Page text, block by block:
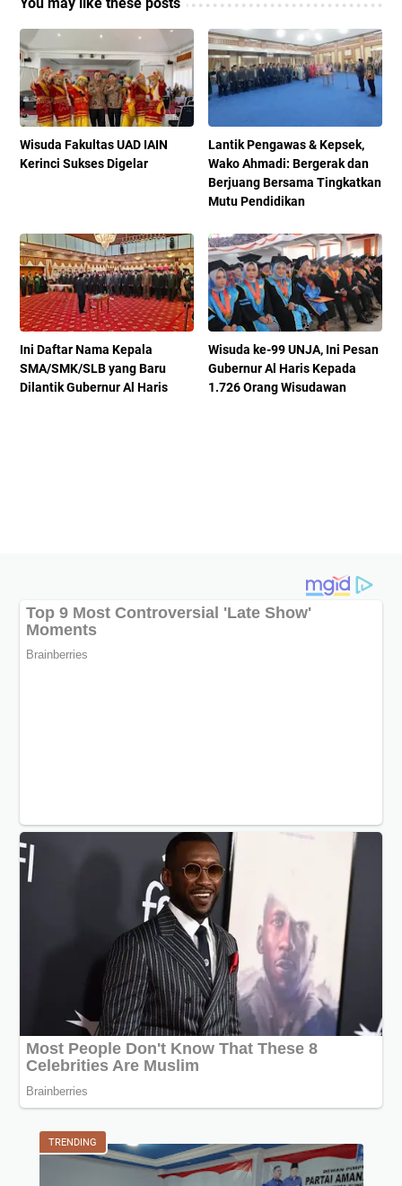
Wisuda Fakultas UAD IAIN
Kerinci Sukses Digelar
Lantik Pengawas & Kepsek,
Wako Ahmadi: Bergerak dan
Berjuang Bersama Tingkatkan
Mutu Pendidikan
Ini Daftar Nama Kepala
SMA/SMK/SLB yang Baru
Dilantik Gubernur Al Haris
Wisuda ke-99 UNJA, Ini Pesan
Gubernur Al Haris Kepada
1.726 Orang Wisudawan
TRENDING